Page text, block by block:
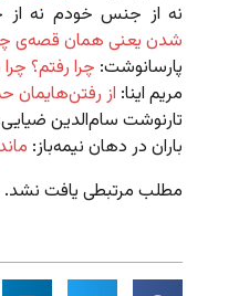
نه از جنس خودم نه
شدن یعنی همان قصه‌ی
پارسانوشت: چرا رفتم؟
مریم اینا: از رفتن‌هایمان
تارنوشت سام‌الدین
باران در دهان نیمه‌باز:
مطلب مرتبطی یافت نشد.